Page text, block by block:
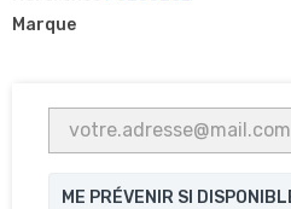
Marque
ME PRÉVENIR SI